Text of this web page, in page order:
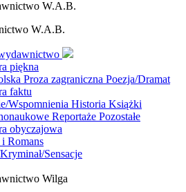
W.A.B.
piękna
Proza zagraniczna Poezja/Dramat
faktu
Wspomnienia Historia Książki
Reportaże Pozostałe
obyczajowa
Romans
Sensacje